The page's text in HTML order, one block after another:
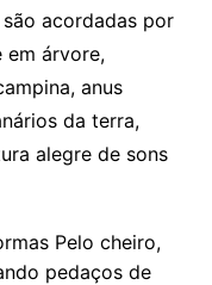
acordadas por
em árvore,
anus
da terra,
alegre de sons
Pelo cheiro,
pedaços de